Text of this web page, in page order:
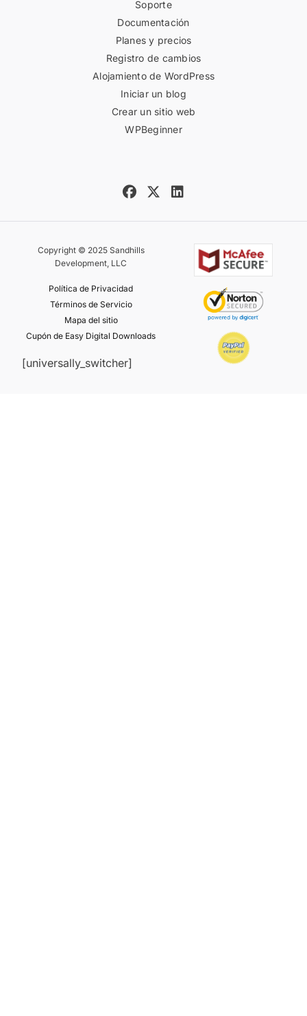
Soporte
Documentación
Planes y precios
Registro de cambios
Alojamiento de WordPress
Iniciar un blog
Crear un sitio web
WPBeginner
Copyright © 2025 Sandhills
Development, LLC
Política de Privacidad
Términos de Servicio
Mapa del sitio
Cupón de Easy Digital Downloads
[universally_switcher]